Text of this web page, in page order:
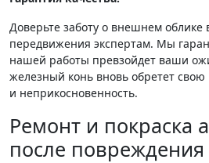
Доверьте заботу о внешнем облике
передвижения экспертам. Мы
нашей работы превзойдет ваши
железный конь вновь обретет свою
и неприкосновенность.
Ремонт и покраска
после